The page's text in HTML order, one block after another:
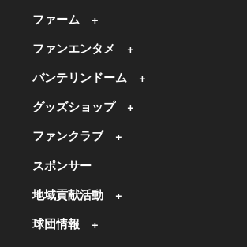
ファーム
ファンエンタメ
バンテリンドーム
グッズショップ
ファンクラブ
スポンサー
地域貢献活動
球団情報